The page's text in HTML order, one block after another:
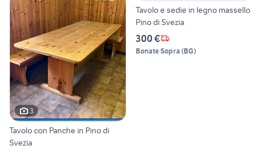
3
Tavolo con Panche in Pino di
Svezia
Tavolo e sedie in legno massello
Pino di Svezia
300 €
Bonate Sopra (BG)